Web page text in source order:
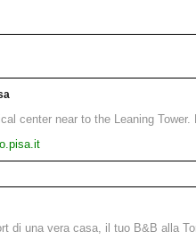
center near to the Leaning
di una vera casa, il tuo B&B alla